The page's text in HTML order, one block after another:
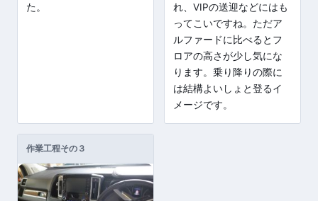
た。
れ、VIPの送迎などにはも
ってこいですね。ただア
ルファードに比べるとフ
ロアの高さが少し気にな
ります。乗り降りの際に
は結構よいしょと登るイ
メージです。
作業工程その３